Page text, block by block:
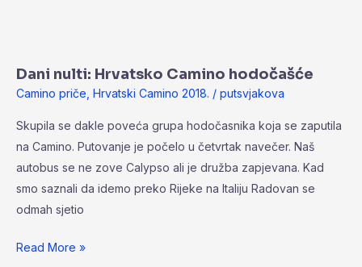
Dani nulti: Hrvatsko Camino hodočašće
Camino priče Hrvatski Camino 2018. / putsvjakova
Skupila se dakle poveća grupa hodočasnika koja se zaputila
na Camino. Putovanje je počelo u četvrtak navečer. Naš
autobus se ne zove Calypso ali je družba zapjevana. Kad
smo saznali da idemo preko Rijeke na Italiju Radovan se
odmah sjetio
Hrvatsko
Camino
hodočašće
Read More »